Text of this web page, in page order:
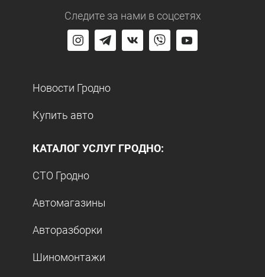
Следите за нами в соцсетях
Новости Гродно
Купить авто
КАТАЛОГ УСЛУГ ГРОДНО:
СТО Гродно
Автомагазины
Авторазборки
Шиномонтажи